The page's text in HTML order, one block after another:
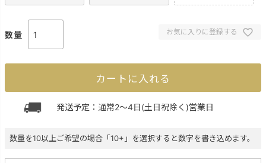
お気に入りに登録する
カートに入れる
発送予定：通常2～4日(土日祝除く)営業日
数量を10以上ご希望の場合「10+」を選択すると数字を書き込めます。